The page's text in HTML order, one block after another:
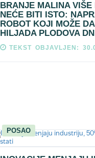
BRANJE MALINA VIŠE
NEĆE BITI ISTO:
ROBOT KOJI MOŽE
HILJADA PLODOVA
TEKST OBJAVLJEN:
POSAO